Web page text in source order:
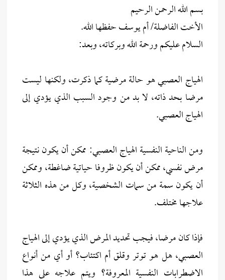
بسم الله الرحمن الرحيم
الأخت الفاضلة/ أم يوسف حفظها الله.
السلام عليكم ورحمة الله وبركاته، وبعد:
الهياج العصبي هو حالة مرضية كما ذكرت، ولكنها ليست
مرضا بحد ذاته، لا بد من وجود السبب الذي يؤدي إلى
الهياج العصبي.
ومن الناحية النفسية الهياج العصبي: ممكن أن يكون نتيجة
مرض نفسي، ممكن أن يكون ظروفا حياتية ضاغطة، وممكن
أن يكون سمة من سمات الشخصية، وكل من هذه الثلاثة
علاجها مختلف.
فإذا كان مرضا، فيجب تحديد المرض الذي يؤدي إلى الهياج
العصبي، هل هو توتر وقلق أم اكتئاب؟ أو أي من أنواع
الاضطرابات النفسية المعروفة؟ ويتم علاجه على هذا